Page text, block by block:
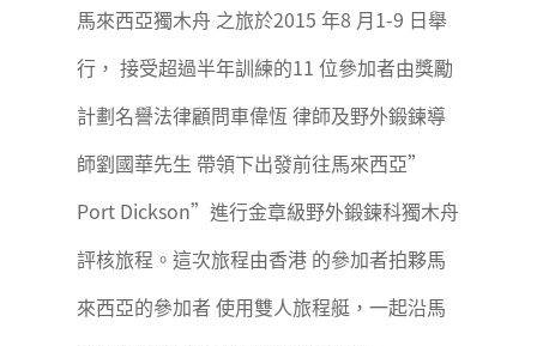
馬來西亞獨木舟 之旅於2015 年8 月1-9 日舉
行， 接受超過半年訓練的11 位參加者由獎勵
計劃名譽法律顧問車偉恆 律師及野外鍛鍊導
師劉國華先生 帶領下出發前往馬來西亞”
Port Dickson”進行金章級野外鍛鍊科獨木舟
評核旅程。這次旅程由香港 的參加者拍夥馬
來西亞的參加者 使用雙人旅程艇，一起沿馬